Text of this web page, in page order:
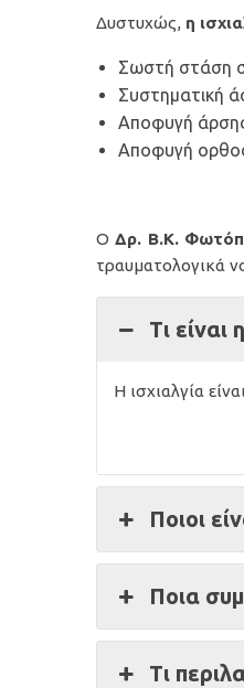
Δυστυχώς, η
Σωστή στάση
Συστηματική
Αποφυγή
Αποφυγή
ΟΔρ. Β.Κ.
τραυματολογικά
Τι είναι
Η ισχιαλγία
Ποιοι
Ποια
Τι